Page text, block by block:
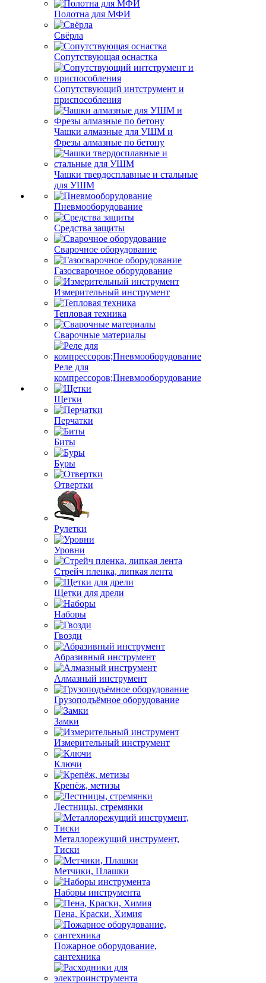
Полотна для МФИ
Свёрла
Сопутствующая оснастка
Сопутствующий интструмент и
приспособления
Чашки алмазные для УШМ и
Фрезы алмазные по бетону
Чашки твердосплавные и стальные
для УШМ
Пневмооборудование
Средства защиты
Сварочное оборудование
Газосварочное оборудование
Измерительный инструмент
Тепловая техника
Сварочные материалы
Реле для
компрессоров;Пневмооборудование
Щетки
Перчатки
Биты
Буры
Отвертки
Рулетки
Уровни
Стрейч пленка, липкая лента
Щетки для дрели
Наборы
Гвозди
Абразивный инструмент
Алмазный инструмент
Грузоподъёмное оборудование
Замки
Измерительный инструмент
Ключи
Крепёж, метизы
Лестницы, стремянки
Металлорежущий инструмент,
Тиски
Метчики, Плашки
Наборы инструмента
Пена, Краски, Химия
Пожарное оборудование,
сантехника